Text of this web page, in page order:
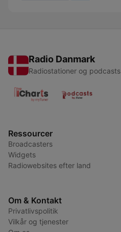
Radio Danmark
Radiostationer og podcasts
Ressourcer
Broadcasters
Widgets
Radiowebsites efter land
Om & Kontakt
Privatlivspolitik
Vilkår og tjenester